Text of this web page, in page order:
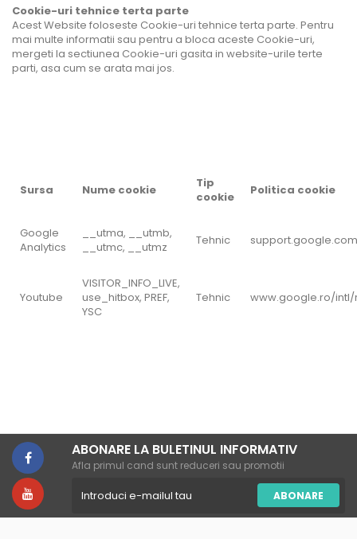
Cookie-uri tehnice terta parte
Acest Website foloseste Cookie-uri tehnice terta parte. Pentru
mai multe informatii sau pentru a bloca aceste Cookie-uri,
mergeti la sectiunea Cookie-uri gasita in website-urile terte
parti, asa cum se arata mai jos.
Sursa Nume cookie
Tip
cookie
Politica cookie
Google
Analytics
__utma, __utmb,
__utmc, __utmz
Tehnic
Youtube
VISITOR_INFO_LIVE,
use_hitbox, PREF,
YSC
Tehnic www.google.ro/
ABONARE LA BULETINUL INFORMATIV
Afla primul cand sunt reduceri sau promotii
ABONARE